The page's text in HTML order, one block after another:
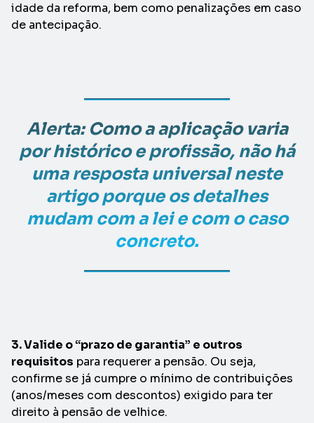
idade da reforma, bem como penalizações em caso
de antecipação.
Alerta: Como a aplicação varia
por histórico e profissão, não há
uma resposta universal neste
artigo porque os detalhes
mudam com a lei e com o caso
concreto.
3. Valide o “prazo de garantia” e outros
requisitos para requerer a pensão. Ou seja,
confirme se já cumpre o mínimo de contribuições
(anos/meses com descontos) exigido para ter
direito à pensão de velhice.